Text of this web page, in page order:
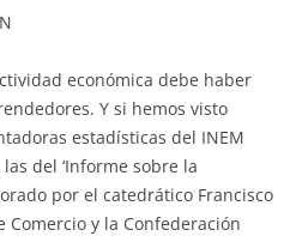
económica debe haber
Y si hemos visto
estadísticas del INEM
del ‘Informe sobre la
por el catedrático Francisco
Comercio y la Confederación